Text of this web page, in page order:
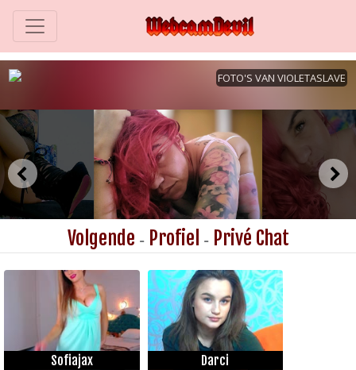
Volgende - Profiel - Privé Chat
Sofiajax Darci